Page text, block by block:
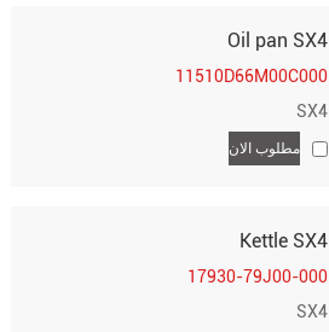
Oil pan SX4
11510D66M00C000
SX4
مطلوب الان
Kettle SX4
17930-79J00-000
SX4